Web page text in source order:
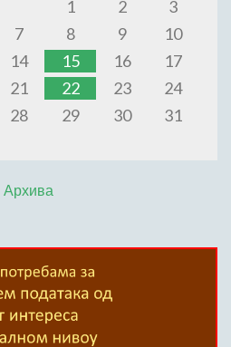
1 2
3
7 8 9
10
14 15 16
17
21 22 23
24
28 29 30 31
Архива